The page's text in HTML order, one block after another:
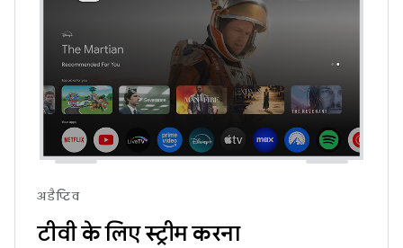
अडैप्टिव
टीवी के लिए स्ट्रीम करना